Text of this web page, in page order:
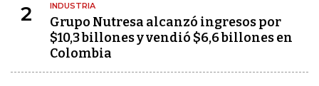
2 INDUSTRIA
Grupo Nutresa alcanzó ingresos por
$10,3 billones y vendió $6,6 billones en
Colombia